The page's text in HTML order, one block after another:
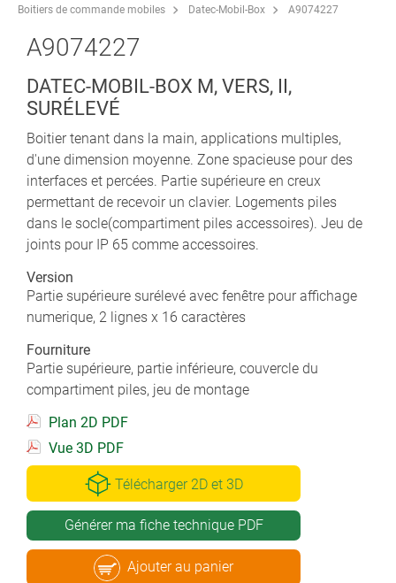
Boitiers de commande mobiles
Datec-Mobil-Box A9074227
A9074227
DATEC-MOBIL-BOX M, VERS, II,
SURÉLEVÉ
Boitier tenant dans la main, applications multiples,
d'une dimension moyenne. Zone spacieuse pour des
interfaces et percées. Partie supérieure en creux
permettant de recevoir un clavier. Logements piles
dans le socle(compartiment piles accessoires). Jeu de
joints pour IP 65 comme accessoires.
Version
Partie supérieure surélevé avec fenêtre pour affichage
numerique, 2 lignes x 16 caractères
Fourniture
Partie supérieure, partie inférieure, couvercle du
compartiment piles, jeu de montage
Plan 2D PDF
Vue 3D PDF
Télécharger 2D et 3D
Générer ma fiche technique PDF
Ajouter au panier